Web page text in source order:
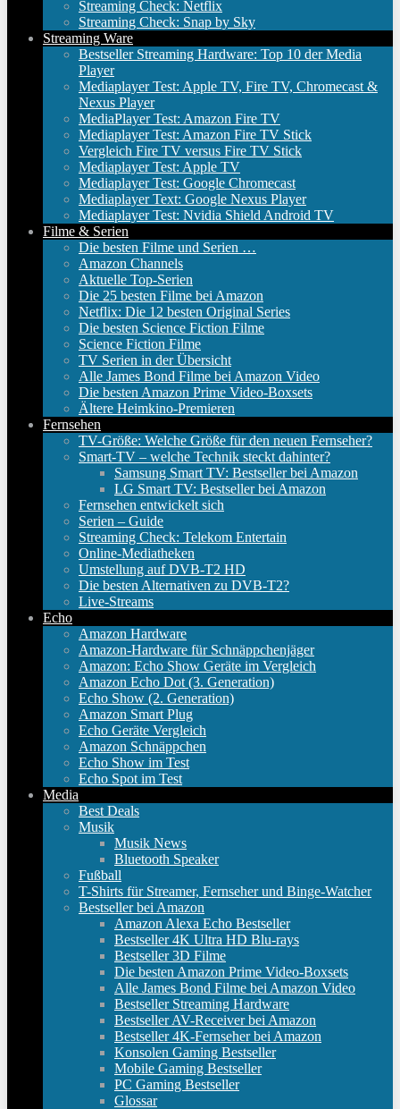
Streaming Check: Netflix
Streaming Check: Snap by Sky
Streaming Ware
Bestseller Streaming Hardware: Top 10 der Media
Player
Mediaplayer Test: Apple TV, Fire TV, Chromecast &
Nexus Player
MediaPlayer Test: Amazon Fire TV
Mediaplayer Test: Amazon Fire TV Stick
Vergleich Fire TV versus Fire TV Stick
Mediaplayer Test: Apple TV
Mediaplayer Test: Google Chromecast
Mediaplayer Text: Google Nexus Player
Mediaplayer Test: Nvidia Shield Android TV
Filme & Serien
Die besten Filme und Serien …
Amazon Channels
Aktuelle Top-Serien
Die 25 besten Filme bei Amazon
Netflix: Die 12 besten Original Series
Die besten Science Fiction Filme
Science Fiction Filme
TV Serien in der Übersicht
Alle James Bond Filme bei Amazon Video
Die besten Amazon Prime Video-Boxsets
Ältere Heimkino-Premieren
Fernsehen
TV-Größe: Welche Größe für den neuen Fernseher?
Smart-TV – welche Technik steckt dahinter?
Samsung Smart TV: Bestseller bei Amazon
LG Smart TV: Bestseller bei Amazon
Fernsehen entwickelt sich
Serien – Guide
Streaming Check: Telekom Entertain
Online-Mediatheken
Umstellung auf DVB-T2 HD
Die besten Alternativen zu DVB-T2?
Live-Streams
Echo
Amazon Hardware
Amazon-Hardware für Schnäppchenjäger
Amazon: Echo Show Geräte im Vergleich
Amazon Echo Dot (3. Generation)
Echo Show (2. Generation)
Amazon Smart Plug
Echo Geräte Vergleich
Amazon Schnäppchen
Echo Show im Test
Echo Spot im Test
Media
Best Deals
Musik
Musik News
Bluetooth Speaker
Fußball
T-Shirts für Streamer, Fernseher und Binge-Watcher
Bestseller bei Amazon
Amazon Alexa Echo Bestseller
Bestseller 4K Ultra HD Blu-rays
Bestseller 3D Filme
Die besten Amazon Prime Video-Boxsets
Alle James Bond Filme bei Amazon Video
Bestseller Streaming Hardware
Bestseller AV-Receiver bei Amazon
Bestseller 4K-Fernseher bei Amazon
Konsolen Gaming Bestseller
Mobile Gaming Bestseller
PC Gaming Bestseller
Glossar